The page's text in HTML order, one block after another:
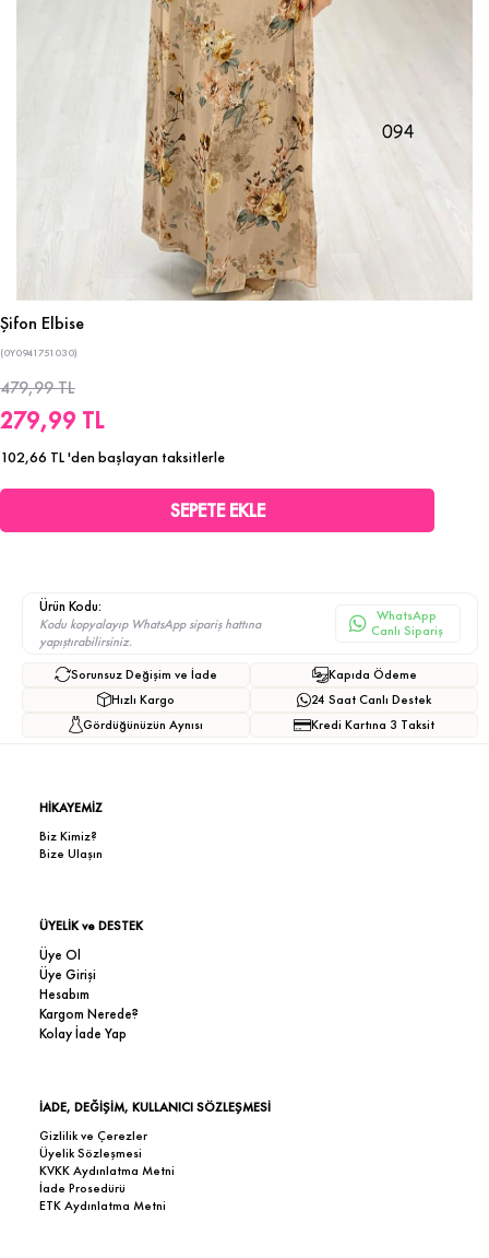
Şifon Elbise
(0Y0941751030)
479,99 TL
279,99 TL
102,66 TL'den başlayan taksitlerle
Ürün Kodu:
Kodu kopyalayıp WhatsApp sipariş hattına
yapıştırabilirsiniz.
WhatsApp
Canlı Sipariş
Sorunsuz Değişim ve İade
Hızlı Kargo
Gördüğünüzün Aynısı
Kapıda Ödeme
24 Saat Canlı Destek
Kredi Kartına 3 Taksit
HİKAYEMİZ
Biz Kimiz?
Bize Ulaşın
ÜYELİK ve DESTEK
Üye Ol
Üye Girişi
Hesabım
Kargom Nerede?
Kolay İade Yap
İADE, DEĞİŞİM, KULLANICI SÖZLEŞMESİ
Gizlilik ve Çerezler
Üyelik Sözleşmesi
KVKK Aydınlatma Metni
İade Prosedürü
ETK Aydınlatma Metni